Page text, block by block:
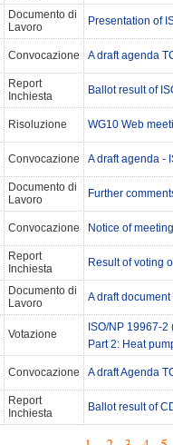
Documento di
Lavoro
Presentation of
Convocazione A draft agenda
Report
Inchiesta
Ballot result of
Risoluzione WG10 Web
Convocazione A draft agenda -
Documento di
Lavoro
Further
Convocazione Notice of
Report
Inchiesta
Result of voting
Documento di
Lavoro
A draft
Votazione
ISO/NP 19967-2
Part 2: Heat
Convocazione A draft Agenda
Report
Inchiesta
Ballot result of